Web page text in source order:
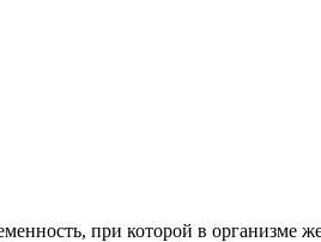
при которой в организме